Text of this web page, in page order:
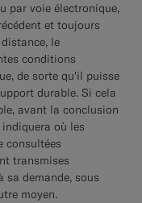
par voie électronique,
et toujours
le
conditions
de sorte qu'il puisse
durable. Si cela
avant la conclusion
où les
consultées
transmises
sa demande, sous
moyen.